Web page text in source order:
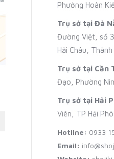
Phường Hoàn
Trụ sở tại Đà
Đường Việt, số
Hải Châu,
Trụ sở tại Cần
Đạo, Phường
Trụ sở tại Hải
Viên, TP Hải
Hotline: 0933
Email: